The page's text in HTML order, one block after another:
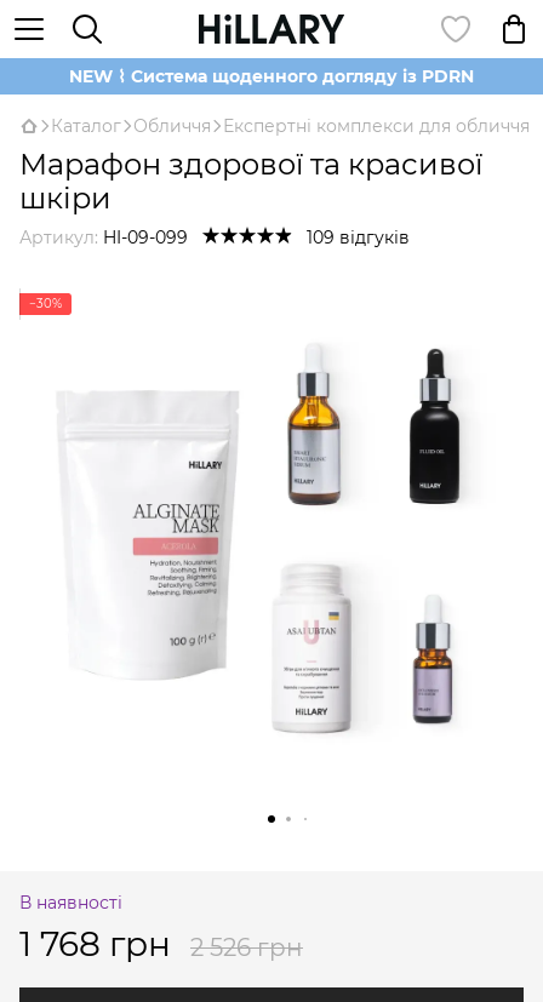
NEW ⌇ Система щоденного догляду із PDRN
Каталог Обличчя Експертні комплекси для обличчя
Марафон здорової та красивої
шкіри
Артикул: HI-09-099 109 відгуків
−30%
В наявності
1 768 грн 2 526 грн